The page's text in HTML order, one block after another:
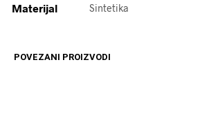
Materijal Sintetika
POVEZANI PROIZVODI